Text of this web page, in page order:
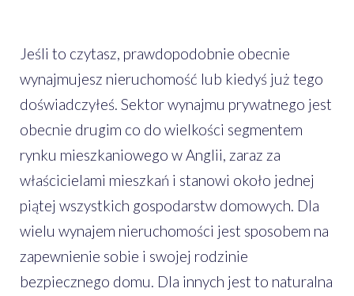
Jeśli to czytasz, prawdopodobnie obecnie
wynajmujesz nieruchomość lub kiedyś już tego
doświadczyłeś. Sektor wynajmu prywatnego jest
obecnie drugim co do wielkości segmentem
rynku mieszkaniowego w Anglii, zaraz za
właścicielami mieszkań i stanowi około jednej
piątej wszystkich gospodarstw domowych. Dla
wielu wynajem nieruchomości jest sposobem na
zapewnienie sobie i swojej rodzinie
bezpiecznego domu. Dla innych jest to naturalna